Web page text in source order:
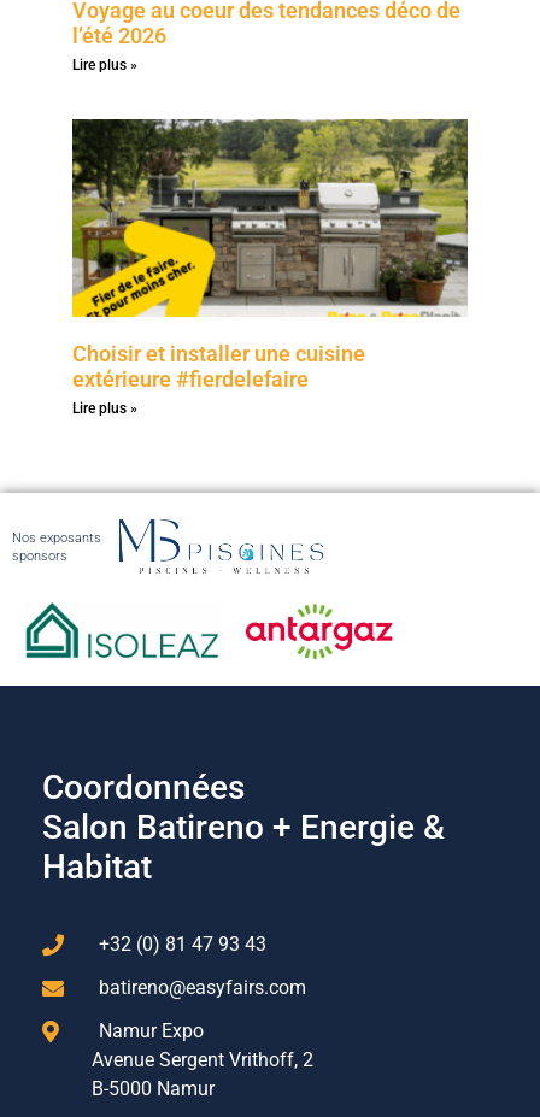
Voyage au coeur des tendances déco de
l’été 2026
Lire plus »
Choisir et installer une cuisine
extérieure #fierdelefaire
Lire plus »
Nos exposants
sponsors
Coordonnées
Salon Batireno + Energie &
Habitat
+32 (0) 81 47 93 43
batireno@easyfairs.com
Namur Expo
Avenue Sergent Vrithoff, 2
B-5000 Namur